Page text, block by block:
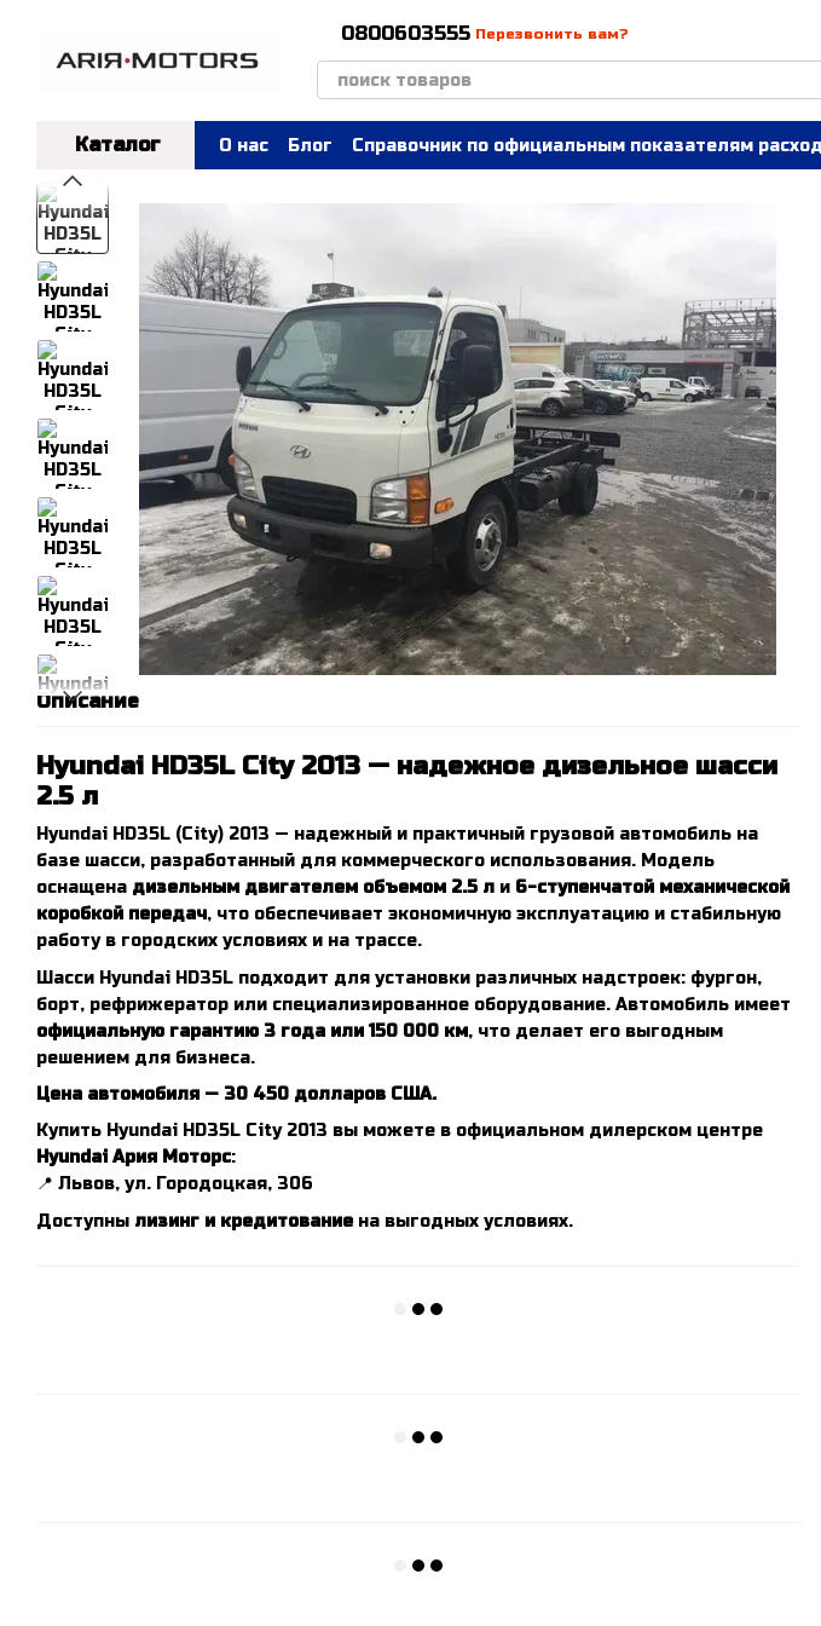
0800603555 Перезвонить вам?
Каталог О нас Блог Справочник по официальным показателям
Описание
Hyundai HD35L City 2013 — надежное дизельное шасси
2.5 л
Hyundai HD35L (City) 2013 — надежный и практичный грузовой автомобиль на
базе шасси, разработанный для коммерческого использования. Модель
оснащена дизельным двигателем объемом 2.5 л и 6-ступенчатой механической
коробкой передач, что обеспечивает экономичную эксплуатацию и стабильную
работу в городских условиях и на трассе.
Шасси Hyundai HD35L подходит для установки различных надстроек: фургон,
борт, рефрижератор или специализированное оборудование. Автомобиль имеет
официальную гарантию 3 года или 150 000 км, что делает его выгодным
решением для бизнеса.
Цена автомобиля — 30 450 долларов США.
Купить Hyundai HD35L City 2013 вы можете в официальном дилерском центре
Hyundai Ария Моторс:
📍 Львов, ул. Городоцкая, 306
Доступны лизинг и кредитование на выгодных условиях.